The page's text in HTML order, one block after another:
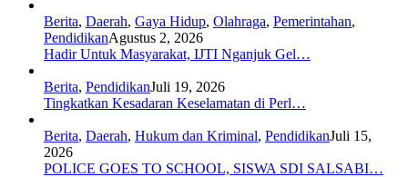
Berita, Daerah, Gaya Hidup, Olahraga, Pemerintahan,
PendidikanAgustus 2, 2026
Hadir Untuk Masyarakat, IJTI Nganjuk Gel…
Berita, PendidikanJuli 19, 2026
Tingkatkan Kesadaran Keselamatan di Perl…
Berita, Daerah, Hukum dan Kriminal, PendidikanJuli 15,
2026
POLICE GOES TO SCHOOL, SISWA SDI SALSABI…